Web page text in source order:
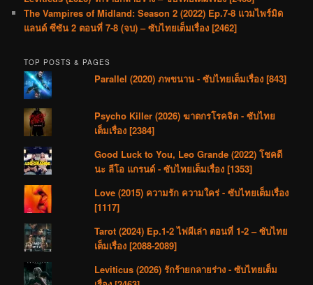
The Vampires of Midland: Season 2 (2022) Ep.7-8 แวมไพร์มิด
แลนด์ ซีซัน 2 ตอนที่ 7-8 (จบ) – ซับไทยเต็มเรื่อง [2462]
TOP POSTS & PAGES
Parallel (2020) ภพขนาน - ซับไทยเต็มเรื่อง [843]
Psycho Killer (2026) ฆาตกรโรคจิต - ซับไทย
เต็มเรื่อง [2384]
Good Luck to You, Leo Grande (2022) โชคดี
นะ ลีโอ แกรนด์ - ซับไทยเต็มเรื่อง [1353]
Love (2015) ความรัก ความใคร่ - ซับไทยเต็มเรื่อง
[1117]
Tarot (2024) Ep.1-2 ไพ่ผีเล่า ตอนที่ 1-2 – ซับไทย
เต็มเรื่อง [2088-2089]
Leviticus (2026) รักร้ายกลายร่าง - ซับไทยเต็ม